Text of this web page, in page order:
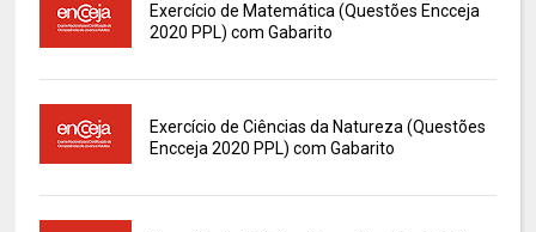
Exercício de Matemática (Questões Encceja
2020 PPL) com Gabarito
Exercício de Ciências da Natureza (Questões
Encceja 2020 PPL) com Gabarito